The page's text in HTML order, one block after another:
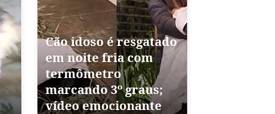
Cão idoso é resgatado
em noite fria com
termômetro
marcando 3º graus;
vídeo emocionante